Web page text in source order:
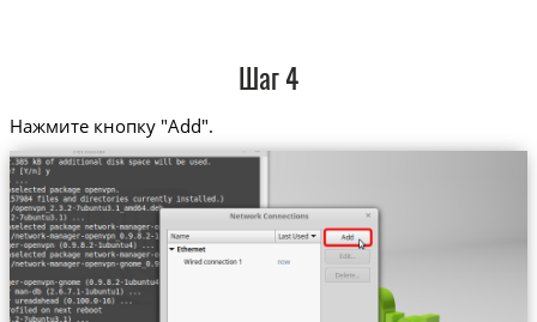
Шаг 4
Нажмите кнопку "Add".